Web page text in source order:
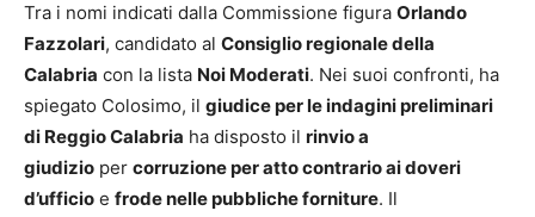
Tra i nomi indicati dalla Commissione figura Orlando
Fazzolari, candidato al Consiglio regionale della
Calabria con la lista Noi Moderati. Nei suoi confronti, ha
spiegato Colosimo, il giudice per le indagini preliminari
di Reggio Calabria ha disposto il rinvio a
giudizio per corruzione per atto contrario ai doveri
d’ufficio e frode nelle pubbliche forniture. Il